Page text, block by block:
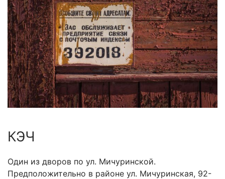
КЭЧ
Один из дворов по ул. Мичуринской.
Предположительно в районе ул. Мичуринская, 92-